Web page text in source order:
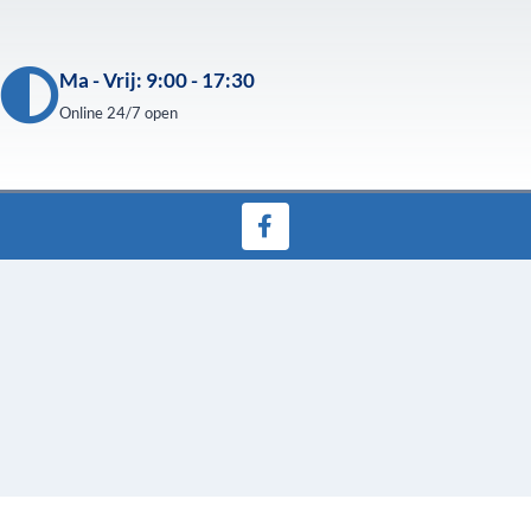
Ma - Vrij: 9:00 - 17:30
Online 24/7 open